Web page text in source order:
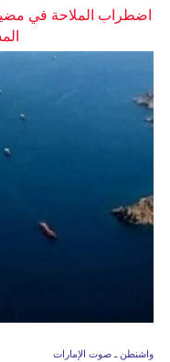
اضطراب الملاحة في
واشنطن ـ صوت الإمارات